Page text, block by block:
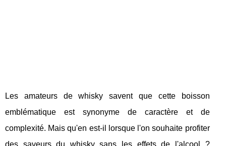
Les amateurs de whisky savent que cette boisson
emblématique est synonyme de caractère et de
complexité. Mais qu'en est-il lorsque l'on souhaite profiter